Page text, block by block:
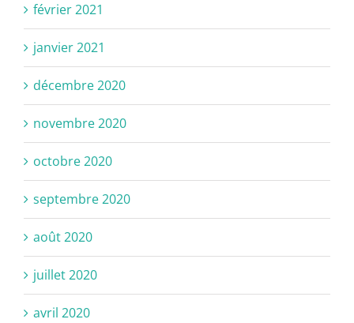
février 2021
janvier 2021
décembre 2020
novembre 2020
octobre 2020
septembre 2020
août 2020
juillet 2020
avril 2020